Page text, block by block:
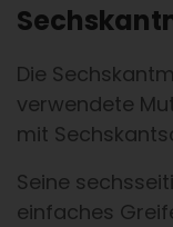
Die
verwendete
mit
Seine
einfaches